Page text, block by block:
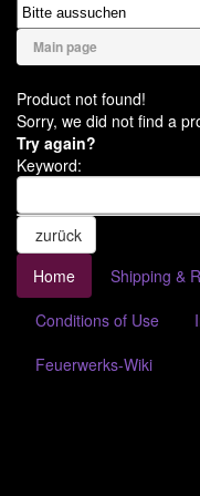
Bengale & Rauch
Batteriefeuerwerk
Verbundfeuerwerk
Raketen & Sortimente
Knaller & Co
Leuchtfeuerwerk
Party & Jugend
Main page
Product not found!
Sorry, we did not find a
Try again?
Keyword:
zurück
Home
Shipping &
Conditions of Use
Feuerwerks-Wiki